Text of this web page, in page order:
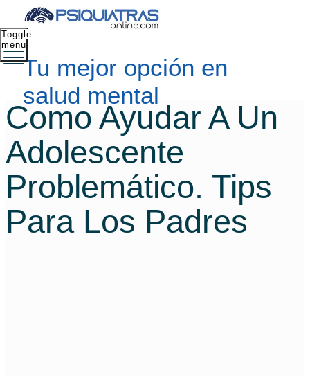
Tu mejor opción en
salud mental
Toggle
menu
Como Ayudar A Un
Adolescente
Problemático. Tips
Para Los Padres